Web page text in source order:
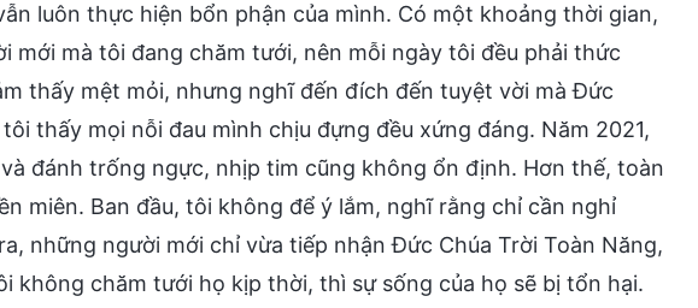
luôn thực hiện bổn phận của mình. Có một khoảng thời gian,
mới mà tôi đang chăm tưới, nên mỗi ngày tôi đều phải thức
thấy mệt mỏi, nhưng nghĩ đến đích đến tuyệt vời mà Đức
thấy mọi nỗi đau mình chịu đựng đều xứng đáng. Năm 2021,
đánh trống ngực, nhịp tim cũng không ổn định. Hơn thế, toàn
miên. Ban đầu, tôi không để ý lắm, nghĩ rằng chỉ cần nghỉ
những người mới chỉ vừa tiếp nhận Đức Chúa Trời Toàn Năng,
không chăm tưới họ kịp thời, thì sự sống của họ sẽ bị tổn hại.